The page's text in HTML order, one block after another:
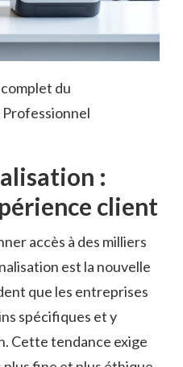
du
:
client
accès à des milliers
est la nouvelle
que les entreprises
spécifiques et y
Cette tendance exige